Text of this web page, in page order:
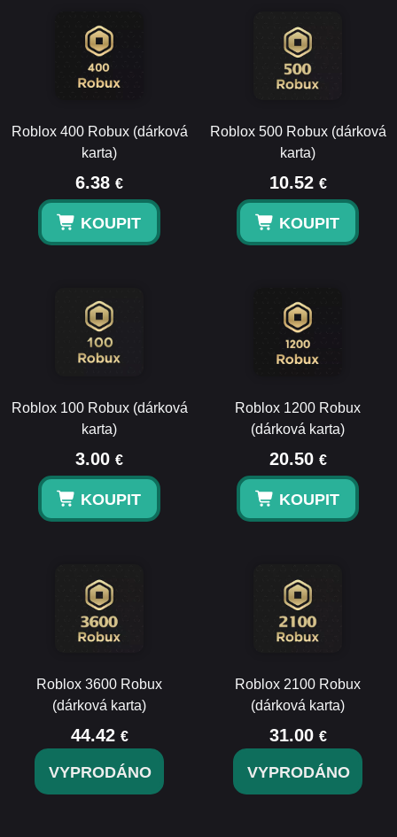
Roblox 400 Robux (dárková
karta)
6.38 €
KOUPIT
Roblox 500 Robux (dárková
karta)
10.52 €
KOUPIT
Roblox 100 Robux (dárková
karta)
3.00 €
KOUPIT
Roblox 1200 Robux
(dárková karta)
20.50 €
KOUPIT
Roblox 3600 Robux
(dárková karta)
44.42 €
VYPRODÁNO
Roblox 2100 Robux
(dárková karta)
31.00 €
VYPRODÁNO